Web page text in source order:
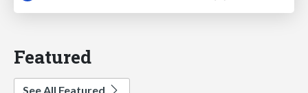
Featured
See All Featured